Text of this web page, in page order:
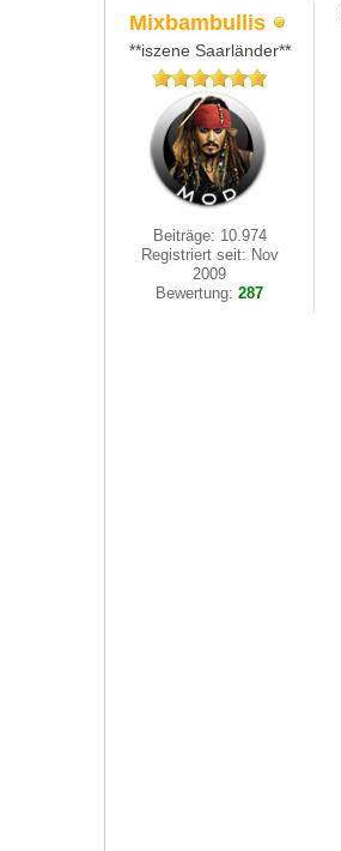
Mixbambullis
**iszene Saarländer**
Beiträge: 10.974
Registriert seit: Nov
2009
Bewertung:287